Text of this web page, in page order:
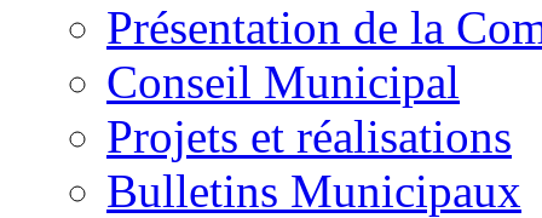
Présentation de la
Conseil Municipal
Projets et réalisations
Bulletins Municipaux